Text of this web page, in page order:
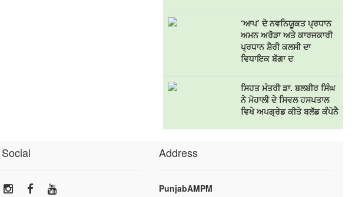
‘ਆਪ’ ਦੇ ਨਵਨਿਯੂਕਤ ਪ੍ਰਧਾਨ
ਅਮਨ ਅਰੋੜਾ ਅਤੇ ਕਾਰਜਕਾਰੀ
ਪ੍ਰਧਾਨ ਸ਼ੈਰੀ ਕਲਸੀ ਦਾ
ਵਿਧਾਇਕ ਬੱਗਾ ਦ
ਸਿਹਤ ਮੰਤਰੀ ਡਾ. ਬਲਬੀਰ ਸਿੰਘ
ਨੇ ਮੋਹਾਲੀ ਦੇ ਸਿਵਲ ਹਸਪਤਾਲ
ਵਿਖੇ ਅਪਗ੍ਰੇਡ ਕੀਤੇ ਬਲੱਡ ਕੰਪੋਨੈ
Address
PunjabAMPM